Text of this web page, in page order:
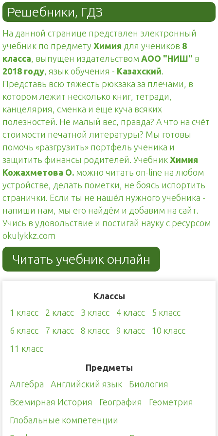
Решебники, ГДЗ
На данной странице предствлен электронный
учебник по предмету Химия для учеников 8
класса, выпущен издательством АОО "НИШ" в
2018 году, язык обучения - Казахский.
Представь всю тяжесть рюкзака за плечами, в
котором лежит несколько книг, тетради,
канцелярия, сменка и еще куча всяких
полезностей. Не малый вес, правда? А что на счёт
стоимости печатной литературы? Мы готовы
помочь «разгрузить» портфель ученика и
защитить финансы родителей. Учебник Химия
Кожахметова О. можно читать on-line на любом
устройстве, делать пометки, не боясь испортить
странички. Если ты не нашёл нужного учебника -
напиши нам, мы его найдём и добавим на сайт.
Учись в удовольствие и постигай науку с ресурсом
okulykkz.com
Читать учебник онлайн
Классы
1 класс
2 класс 3 класс 4 класс
5 класс
6 класс
7 класс 8 класс 9 класс
10 класс
11 класс
Предметы
Алгебра
Английский язык
Биология
Всемирная История
География
Геометрия
Глобальные компетенции